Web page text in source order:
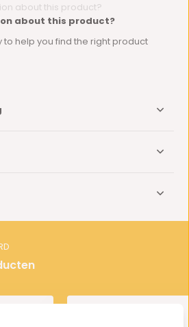
about this product?
help you find the right product